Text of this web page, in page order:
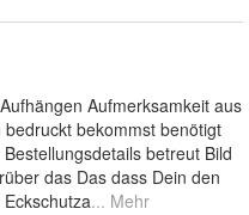
Aufmerksamkeit aus
bekommst benötigt
betreut Bild
das Das dass Dein den
... Mehr